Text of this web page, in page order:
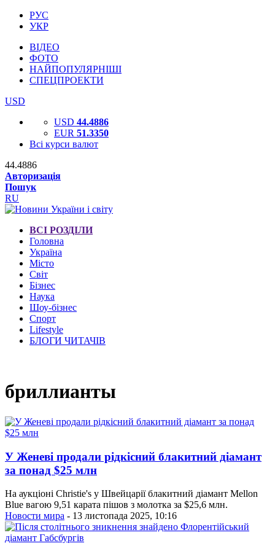
РУС
УКР
ВІДЕО
ФОТО
НАЙПОПУЛЯРНІШІ
СПЕЦПРОЕКТИ
USD
USD 44.4886
EUR 51.3350
Всі курси валют
44.4886
Авторизація
Пошук
RU
ВСІ РОЗДІЛИ
Головна
Україна
Місто
Світ
Бізнес
Наука
Шоу-бізнес
Спорт
Lifestyle
БЛОГИ ЧИТАЧІВ
бриллианты
У Женеві продали рідкісний блакитний діамант
за понад $25 млн
На аукціоні Christie's у Швейцарії блакитний діамант Mellon
Blue вагою 9,51 карата пішов з молотка за $25,6 млн.
Новости мира - 13 листопада 2025, 10:16